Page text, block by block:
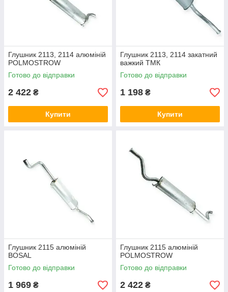
Глушник 2113, 2114 алюміній
POLMOSTROW
Готово до відправки
2 422 ₴
Купити
Глушник 2113, 2114 закатний
важкий ТМК
Готово до відправки
1 198 ₴
Купити
Глушник 2115 алюміній
BOSAL
Готово до відправки
1 969 ₴
Глушник 2115 алюміній
POLMOSTROW
Готово до відправки
2 422 ₴